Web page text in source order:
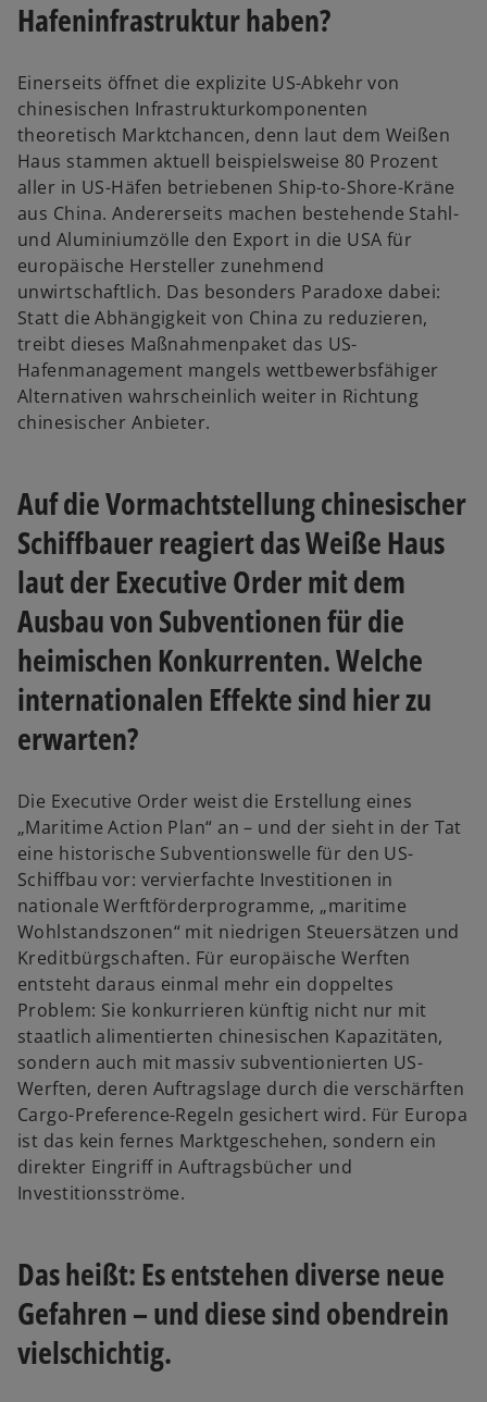
Hafeninfrastruktur haben?
Einerseits öffnet die explizite US-Abkehr von
chinesischen Infrastrukturkomponenten
theoretisch Marktchancen, denn laut dem Weißen
Haus stammen aktuell beispielsweise 80 Prozent
aller in US-Häfen betriebenen Ship-to-Shore-Kräne
aus China. Andererseits machen bestehende Stahl-
und Aluminiumzölle den Export in die USA für
europäische Hersteller zunehmend
unwirtschaftlich. Das besonders Paradoxe dabei:
Statt die Abhängigkeit von China zu reduzieren,
treibt dieses Maßnahmenpaket das US-
Hafenmanagement mangels wettbewerbsfähiger
Alternativen wahrscheinlich weiter in Richtung
chinesischer Anbieter.
Auf die Vormachtstellung chinesischer
Schiffbauer reagiert das Weiße Haus
laut der Executive Order mit dem
Ausbau von Subventionen für die
heimischen Konkurrenten. Welche
internationalen Effekte sind hier zu
erwarten?
Die Executive Order weist die Erstellung eines
„Maritime Action Plan“ an – und der sieht in der Tat
eine historische Subventionswelle für den US-
Schiffbau vor: vervierfachte Investitionen in
nationale Werftförderprogramme, „maritime
Wohlstandszonen“ mit niedrigen Steuersätzen und
Kreditbürgschaften. Für europäische Werften
entsteht daraus einmal mehr ein doppeltes
Problem: Sie konkurrieren künftig nicht nur mit
staatlich alimentierten chinesischen Kapazitäten,
sondern auch mit massiv subventionierten US-
Werften, deren Auftragslage durch die verschärften
Cargo-Preference-Regeln gesichert wird. Für Europa
ist das kein fernes Marktgeschehen, sondern ein
direkter Eingriff in Auftragsbücher und
Investitionsströme.
Das heißt: Es entstehen diverse neue
Gefahren – und diese sind obendrein
vielschichtig.